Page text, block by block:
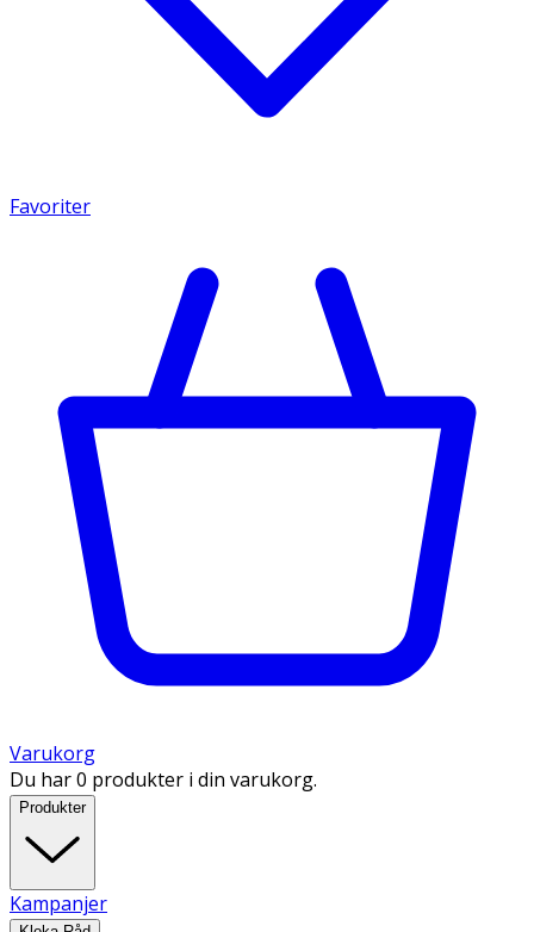
Favoriter
Varukorg
Du har 0 produkter i din varukorg.
Produkter
Kampanjer